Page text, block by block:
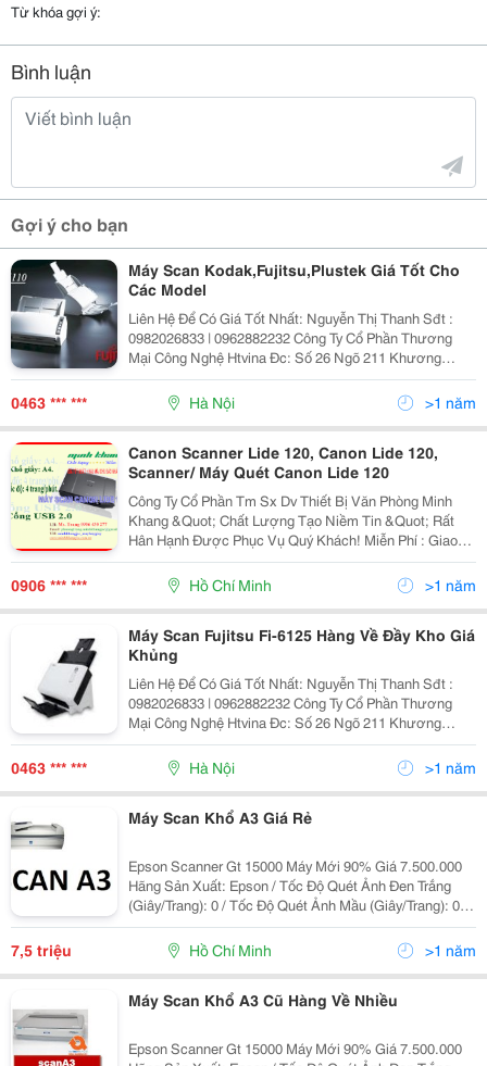
Từ khóa gợi ý:
Bình luận
Gợi ý cho bạn
Máy Scan Kodak,Fujitsu,Plustek Giá Tốt Cho
Các Model
Liên Hệ Để Có Giá Tốt Nhất: Nguyễn Thị Thanh Sđt :
0982026833 | 0962882232 Công Ty Cổ Phần Thương
Mại Công Nghệ Htvina Đc: Số 26 Ngõ 211 Khương
Trung &Ndash; Thanh Xuân &Ndash; Hà Nội Yahoo
:Nguyenthanh6685 Website: Http://Sieuthiht.com |
0463 *** *** Hà Nội >1 năm
Canon Scanner Lide 120, Canon Lide 120,
Scanner/ Máy Quét Canon Lide 120
Công Ty Cổ Phần Tm Sx Dv Thiết Bị Văn Phòng Minh
Khang &Quot; Chất Lượng Tạo Niềm Tin &Quot; Rất
Hân Hạnh Được Phục Vụ Quý Khách! Miễn Phí : Giao
Hàng Tận Nơi. Hỗ Trợ: : Lắp Đặt, Hướng Dẫn Cách Sử
Dụng Tận Nơi. Đặc Biệt : Bảo Hành Tận
0906 *** *** Hồ Chí Minh >1 năm
Máy Scan Fujitsu Fi-6125 Hàng Về Đầy Kho Giá
Khủng
Liên Hệ Để Có Giá Tốt Nhất: Nguyễn Thị Thanh Sđt :
0982026833 | 0962882232 Công Ty Cổ Phần Thương
Mại Công Nghệ Htvina Đc: Số 26 Ngõ 211 Khương
Trung &Ndash; Thanh Xuân &Ndash; Hà Nội Yahoo
:Nguyenthanh6685 Website: Http://Sieuthiht.com |
0463 *** *** Hà Nội >1 năm
Máy Scan Khổ A3 Giá Rẻ
Epson Scanner Gt 15000 Máy Mới 90% Giá 7.500.000
Hãng Sản Xuất: Epson / Tốc Độ Quét Ảnh Đen Trắng
(Giây/Trang): 0 / Tốc Độ Quét Ảnh Mầu (Giây/Trang): 0 /
Hỗ Trợ Giấy: A3/ Độ Phân Giải Quang Học: 600X600Dpi
/ Độ Phân Giải Tối Đa: 9600X9600Dpi /
7,5 triệu Hồ Chí Minh >1 năm
Máy Scan Khổ A3 Cũ Hàng Về Nhiều
Epson Scanner Gt 15000 Máy Mới 90% Giá 7.500.000